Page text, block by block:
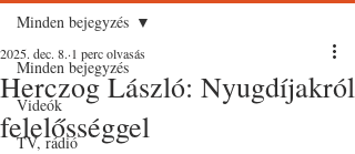
Minden bejegyzés
Videók
TV, rádió
Minden bejegyzés
Herczog László: Nyugdíjakról
felelősséggel
2025. dec. 8. 1 perc olvasás